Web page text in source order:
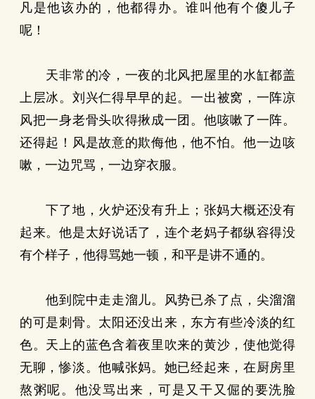
凡是他该办的，他都得办。谁叫他有个傻儿子
呢！
天非常的冷，一夜的北风把屋里的水缸都盖
上层冰。刘兴仁得早早的起。一出被窝，一阵凉
风把一身老骨头吹得揪成一团。他咳嗽了一阵。
还得起！风是故意的欺侮他，他不怕。他一边咳
嗽，一边咒骂，一边穿衣服。
下了地，火炉还没有升上；张妈大概还没有
起来。他是太好说话了，连个老妈子都纵容得没
有个样子，他得骂她一顿，和平是讲不通的。
他到院中走走溜儿。风势已杀了点，尖溜溜
的可是刺骨。太阳还没出来，东方有些冷淡的红
色。天上的蓝色含着夜里吹来的黄沙，使他觉得
无聊，惨淡。他喊张妈。她已经起来，在厨房里
熬粥呢。他没骂出来，可是又干又倔的要洗脸